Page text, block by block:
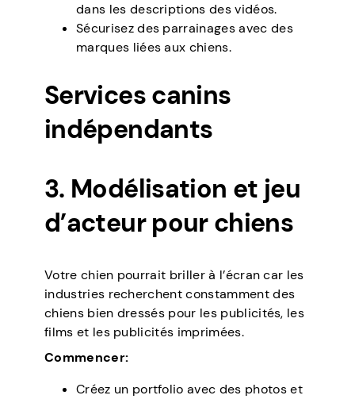
dans les descriptions des vidéos.
Sécurisez des parrainages avec des
marques liées aux chiens.
Services canins
indépendants
3. Modélisation et jeu
d’acteur pour chiens
Votre chien pourrait briller à l’écran car les
industries recherchent constamment des
chiens bien dressés pour les publicités, les
films et les publicités imprimées.
Commencer:
Créez un portfolio avec des photos et